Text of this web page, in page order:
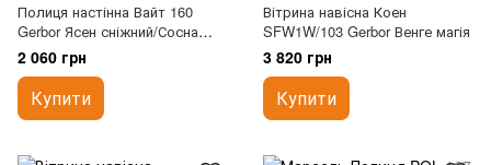
Полиця настінна Вайт 160
Gerbor Ясен сніжний/Сосна
срібна
2 060 грн
Купити
Вітрина навісна Коен
SFW1W/103 Gerbor Венге магія
3 820 грн
Купити